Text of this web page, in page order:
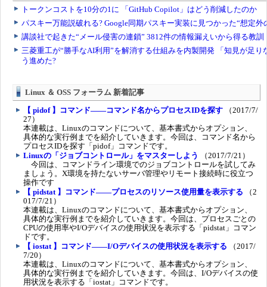
Linux ＆ OSS フォーラム 新着記事
【 pidof 】コマンド――コマンド名からプロセスIDを探す （2017/7/
27）
本連載は、Linuxのコマンドについて、基本書式からオプション、
具体的な実行例までを紹介していきます。今回は、コマンド名から
プロセスIDを探す「pidof」コマンドです。
Linuxの「ジョブコントロール」をマスターしよう
（2017/7/21）
今回は、コマンドライン環境でのジョブコントロールを試してみ
ましょう。X環境を持たないサーバ管理やリモート接続時に役立つ
操作です
【 pidstat 】コマンド――プロセスのリソース使用量を表示する （2
017/7/21）
本連載は、Linuxのコマンドについて、基本書式からオプション、
具体的な実行例までを紹介していきます。今回は、プロセスごとの
CPUの使用率やI/Oデバイスの使用状況を表示する「pidstat」コマン
ドです。
【 iostat 】コマンド――I/Oデバイスの使用状況を表示する （2017/
7/20）
本連載は、Linuxのコマンドについて、基本書式からオプション、
具体的な実行例までを紹介していきます。今回は、I/Oデバイスの使
用状況を表示する「iostat」コマンドです。